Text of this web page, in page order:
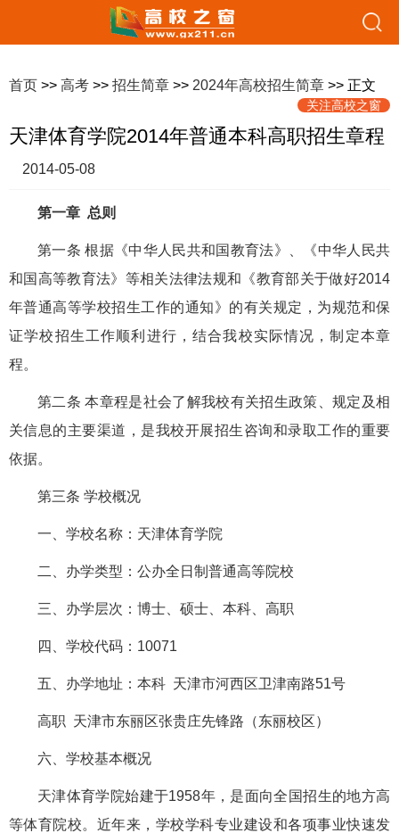
首页 >> 高考 >> 招生简章 >> 2024年高校招生简章 >> 正文
关注高校之窗
天津体育学院2014年普通本科高职招生章程
2014-05-08
第一章 总则
第一条 根据《中华人民共和国教育法》、《中华人民共
和国高等教育法》等相关法律法规和《教育部关于做好2014
年普通高等学校招生工作的通知》的有关规定，为规范和保
证学校招生工作顺利进行，结合我校实际情况，制定本章
程。
第二条 本章程是社会了解我校有关招生政策、规定及相
关信息的主要渠道，是我校开展招生咨询和录取工作的重要
依据。
第三条 学校概况
一、学校名称：天津体育学院
二、办学类型：公办全日制普通高等院校
三、办学层次：博士、硕士、本科、高职
四、学校代码：10071
五、办学地址：本科 天津市河西区卫津南路51号
高职 天津市东丽区张贵庄先锋路（东丽校区）
六、学校基本概况
天津体育学院始建于1958年，是面向全国招生的地方高
等体育院校。近年来，学校学科专业建设和各项事业快速发